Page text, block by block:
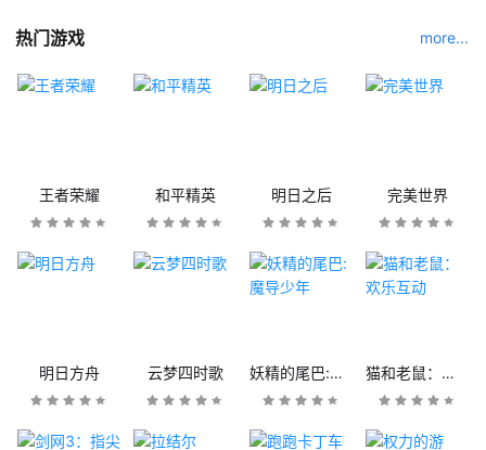
热门游戏 more...
王者荣耀 和平精英 明日之后 完美世界
明日方舟 云梦四时歌 妖精的尾巴:魔导少年 猫和老鼠：欢乐互动